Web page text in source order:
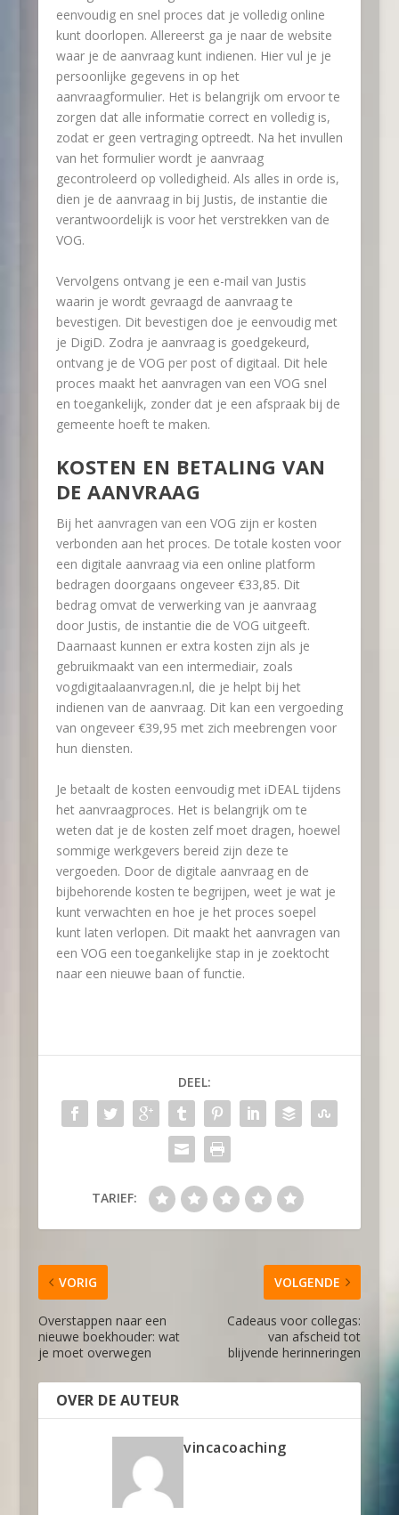
eenvoudig en snel proces dat je volledig online
kunt doorlopen. Allereerst ga je naar de website
waar je de aanvraag kunt indienen. Hier vul je je
persoonlijke gegevens in op het
aanvraagformulier. Het is belangrijk om ervoor te
zorgen dat alle informatie correct en volledig is,
zodat er geen vertraging optreedt. Na het invullen
van het formulier wordt je aanvraag
gecontroleerd op volledigheid. Als alles in orde is,
dien je de aanvraag in bij Justis, de instantie die
verantwoordelijk is voor het verstrekken van de
VOG.
Vervolgens ontvang je een e-mail van Justis
waarin je wordt gevraagd de aanvraag te
bevestigen. Dit bevestigen doe je eenvoudig met
je DigiD. Zodra je aanvraag is goedgekeurd,
ontvang je de VOG per post of digitaal. Dit hele
proces maakt het aanvragen van een VOG snel
en toegankelijk, zonder dat je een afspraak bij de
gemeente hoeft te maken.
KOSTEN EN BETALING VAN
DE AANVRAAG
Bij het aanvragen van een VOG zijn er kosten
verbonden aan het proces. De totale kosten voor
een digitale aanvraag via een online platform
bedragen doorgaans ongeveer €33,85. Dit
bedrag omvat de verwerking van je aanvraag
door Justis, de instantie die de VOG uitgeeft.
Daarnaast kunnen er extra kosten zijn als je
gebruikmaakt van een intermediair, zoals
vogdigitaalaanvragen.nl, die je helpt bij het
indienen van de aanvraag. Dit kan een vergoeding
van ongeveer €39,95 met zich meebrengen voor
hun diensten.
Je betaalt de kosten eenvoudig met iDEAL tijdens
het aanvraagproces. Het is belangrijk om te
weten dat je de kosten zelf moet dragen, hoewel
sommige werkgevers bereid zijn deze te
vergoeden. Door de digitale aanvraag en de
bijbehorende kosten te begrijpen, weet je wat je
kunt verwachten en hoe je het proces soepel
kunt laten verlopen. Dit maakt het aanvragen van
een VOG een toegankelijke stap in je zoektocht
naar een nieuwe baan of functie.
DEEL:
TARIEF:
VORIG
Overstappen naar een
nieuwe boekhouder: wat
je moet overwegen
VOLGENDE
Cadeaus voor collegas:
van afscheid tot
blijvende herinneringen
OVER DE AUTEUR
vincacoaching